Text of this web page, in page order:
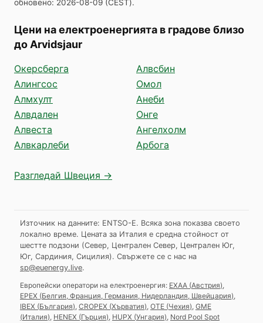
обновено: 2026-08-09 (CEST).
Цени на електроенергията в градове близо
до Arvidsjaur
Окерсберга
Алингсос
Алмхулт
Алвдален
Алвеста
Алвкарлеби
Алвсбин
Омол
Анеби
Онге
Ангелхолм
Арбога
Разгледай Швеция →
Източник на данните: ENTSO-E. Всяка зона показва своето
локално време. Цената за Италия е средна стойност от
шестте подзони (Север, Централен Север, Централен Юг,
Юг, Сардиния, Сицилия). Свържете се с нас на
sp@euenergy.live.
Европейски оператори на електроенергия: EXAA (Австрия)
EPEX (Белгия, Франция, Германия, Нидерландия, Швейцария)
IBEX (България) CROPEX (Хърватия) OTE (Чехия) GME
(Италия) HENEX (Гърция) HUPX (Унгария) Nord Pool Spot